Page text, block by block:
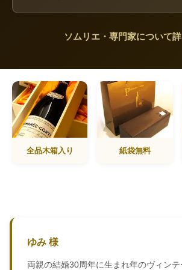
ソムリエ・専門家について
全品木箱入り 紙袋無料
ゆみ 様
両親の結婚30周年に生まれ年のヴィン